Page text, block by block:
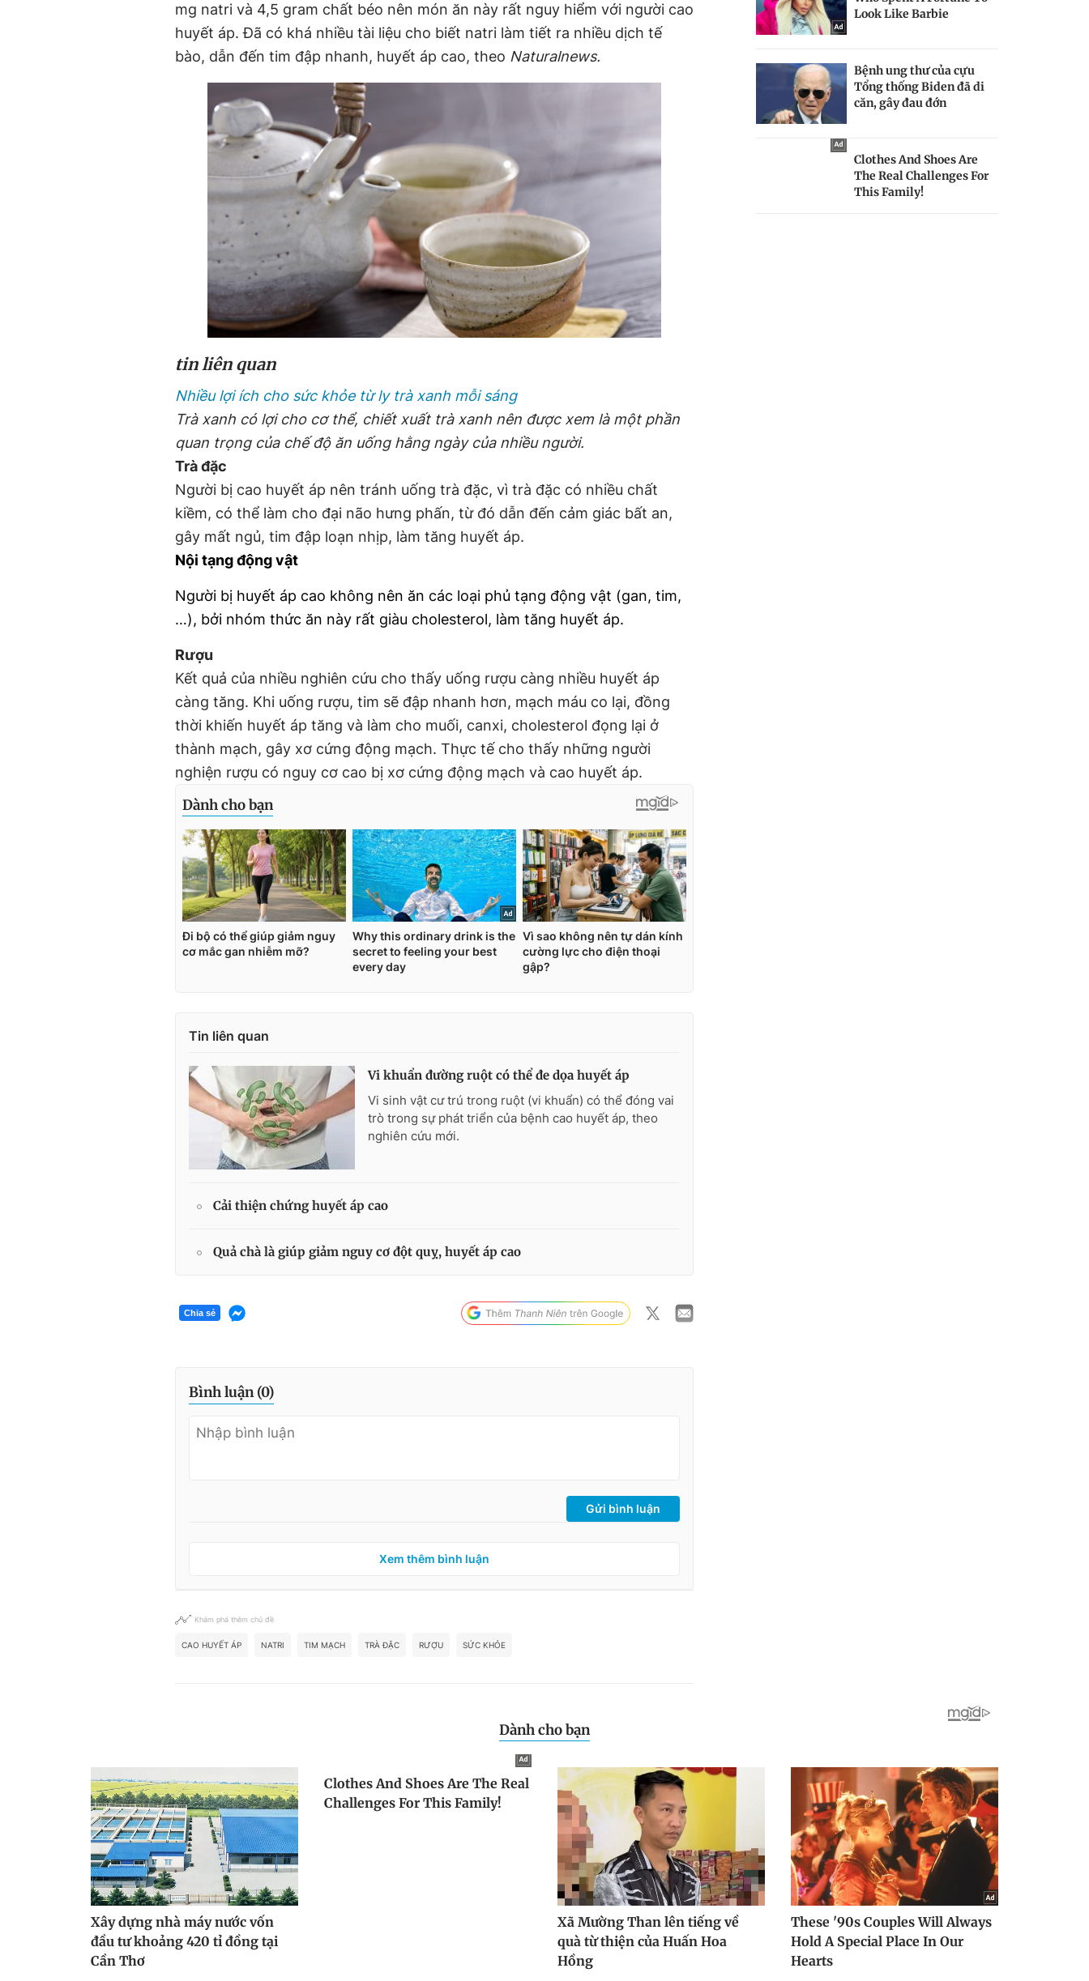
mg natri và 4,5 gram chất béo nên món ăn này rất nguy hiểm với người cao
huyết áp. Đã có khá nhiều tài liệu cho biết natri làm tiết ra nhiều dịch tế
bào, dẫn đến tim đập nhanh, huyết áp cao, theo Naturalnews.
tin liên quan
Nhiều lợi ích cho sức khỏe từ ly trà xanh mỗi sáng
Trà xanh có lợi cho cơ thể, chiết xuất trà xanh nên được xem là một phần
quan trọng của chế độ ăn uống hằng ngày của nhiều người.
Trà đặc
Người bị cao huyết áp nên tránh uống trà đặc, vì trà đặc có nhiều chất
kiềm, có thể làm cho đại não hưng phấn, từ đó dẫn đến cảm giác bất an,
gây mất ngủ, tim đập loạn nhịp, làm tăng huyết áp.
Nội tạng động vật
Người bị huyết áp cao không nên ăn các loại phủ tạng động vật (gan, tim,
…), bởi nhóm thức ăn này rất giàu cholesterol, làm tăng huyết áp.
Rượu
Kết quả của nhiều nghiên cứu cho thấy uống rượu càng nhiều huyết áp
càng tăng. Khi uống rượu, tim sẽ đập nhanh hơn, mạch máu co lại, đồng
thời khiến huyết áp tăng và làm cho muối, canxi, cholesterol đọng lại ở
thành mạch, gây xơ cứng động mạch. Thực tế cho thấy những người
nghiện rượu có nguy cơ cao bị xơ cứng động mạch và cao huyết áp.
Tin liên quan
Vi khuẩn đường ruột có thể đe dọa huyết áp
Vi sinh vật cư trú trong ruột (vi khuẩn) có thể đóng vai
trò trong sự phát triển của bệnh cao huyết áp, theo
nghiên cứu mới.
Cải thiện chứng huyết áp cao
Quả chà là giúp giảm nguy cơ đột quỵ, huyết áp cao
Chia sẻ
Bình luận (0)
Gửi bình luận
Xem thêm bình luận
Khám phá thêm chủ đề
CAO HUYẾT ÁP NATRI TIM MẠCH TRÀ ĐẶC RƯỢU SỨC KHỎE